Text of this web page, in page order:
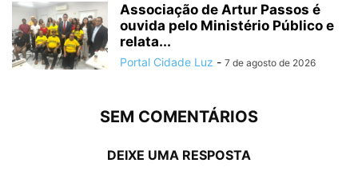
Associação de Artur Passos é
ouvida pelo Ministério Público e
relata...
Portal Cidade Luz - 7 de agosto de 2026
SEM COMENTÁRIOS
DEIXE UMA RESPOSTA